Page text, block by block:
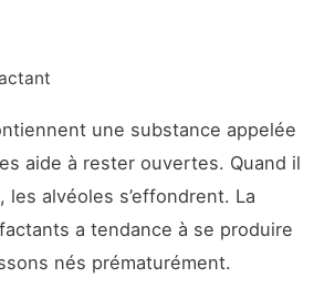
une substance appelée
aide à rester ouvertes. Quand il
les alvéoles s’effondrent. La
a tendance à se produire
nés prématurément.